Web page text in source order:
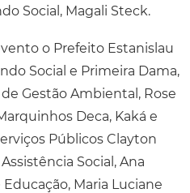
Social, Magali Steck.
o Prefeito Estanislau
Social e Primeira Dama,
Gestão Ambiental, Rose
Deca, Kaká e
Públicos Clayton
Social, Ana
Maria Luciane